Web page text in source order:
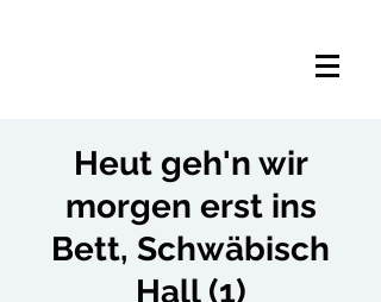
Heut geh'n wir
morgen erst ins
Bett, Schwäbisch
Hall (1)